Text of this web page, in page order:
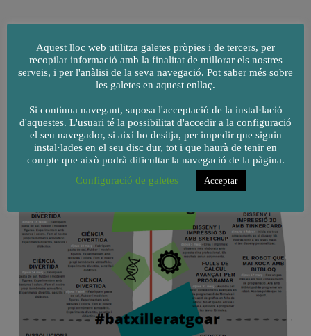
Aquest lloc web utilitza galetes pròpies i de tercers, per
recopilar informació amb la finalitat de millorar els nostres
les galetes en aquest enllaç.
Si continua navegant, suposa l'acceptació de la instal·lació
d'aquestes. L'usuari té la possibilitat d'accedir a la configuració
el seu navegador, si així ho desitja, per impedir que siguin
instal·lades en el seu disc dur, tot i que haurà de tenir en
compte que això podrà dificultar la navegació de la pàgina.